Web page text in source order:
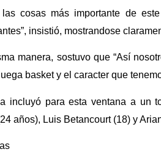
cosas más importante de
insistió, mostrandose
manera, sostuvo que “Así
basket y el caracter que
incluyó para esta ventana a un
años), Luis Betancourt (18) y